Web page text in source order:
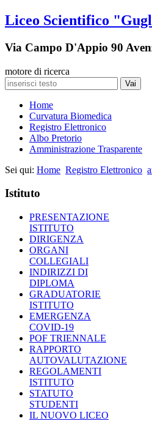
Liceo Scientifico
Via Campo D'Appio 90
motore di ricerca
Vai
Home
Curvatura Biomedica
Registro Elettronico
Albo Pretorio
Amministrazione Trasparente
Sei qui: Home Registro Elettronico
Istituto
PRESENTAZIONE
ISTITUTO
DIRIGENZA
ORGANI
COLLEGIALI
INDIRIZZI DI
DIPLOMA
GRADUATORIE
ISTITUTO
EMERGENZA
COVID-19
POF TRIENNALE
RAPPORTO
AUTOVALUTAZIONE
REGOLAMENTI
ISTITUTO
STATUTO
STUDENTI
IL NUOVO LICEO